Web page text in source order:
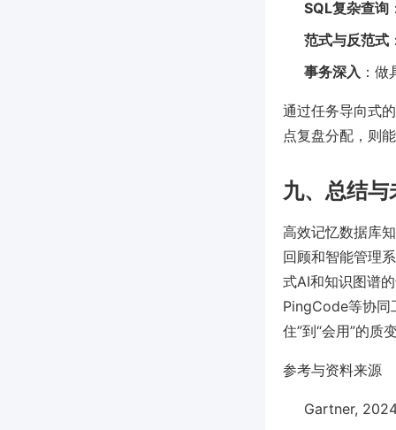
SQL复杂查询
范式与反范式
事务深入 ：
通过任务导向式
点复盘分配，则
九、总结
高效记忆数据库
回顾和智能管理
式AI和知识图谱
PingCode等协同
住”到“会用”的质
参考与资料来源
Gartner,